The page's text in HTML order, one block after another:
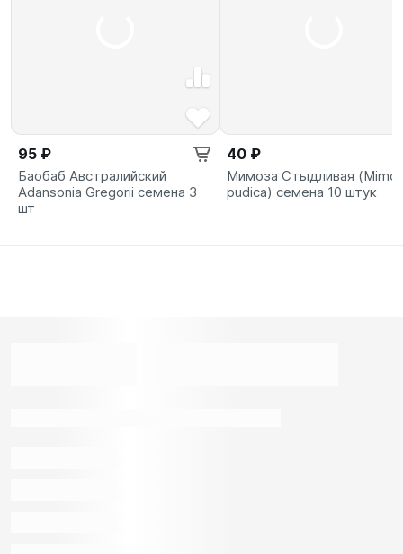
95 ₽
Баобаб Австралийский
Adansonia Gregorii семена 3
шт
40 ₽
Мимоза Стыдливая
pudica) семена 10 штук